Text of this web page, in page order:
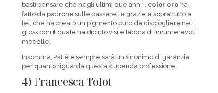
basti pensare che negli ultimi due anni il color oro ha
fatto da padrone sulle passerelle grazie e soprattutto a
lei, che ha creato un pigmento puro da disciogliere nel
gloss con il quale ha dipinto visi e labbra di innumerevoli
modelle.
Insomma, Pat è e sempre sarà un sinonimo di garanzia
per quanto riguarda questa stupenda professione.
4) Francesca Tolot